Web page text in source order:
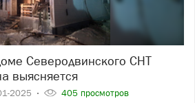
выясняется
2025 405 просмотров